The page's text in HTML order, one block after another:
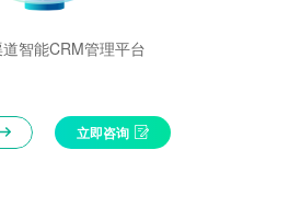
智能CRM管理平台
立即咨询